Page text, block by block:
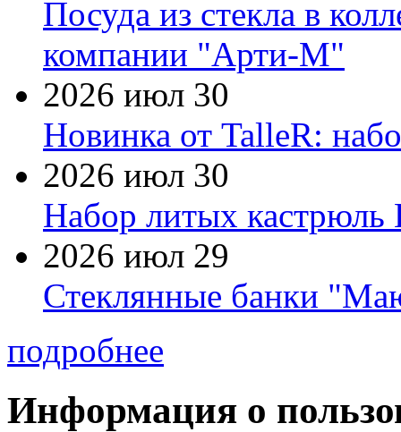
Посуда из стекла в
компании "Арти-М"
2026 июл 30
Новинка от TalleR:
2026 июл 30
Набор литых кастрюль
2026 июл 29
Стеклянные банки
подробнее
Информация о